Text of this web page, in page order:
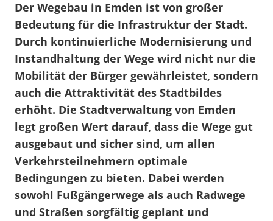
Der Wegebau in Emden ist von großer
Bedeutung für die Infrastruktur der Stadt.
Durch kontinuierliche Modernisierung und
Instandhaltung der Wege wird nicht nur die
Mobilität der Bürger gewährleistet, sondern
auch die Attraktivität des Stadtbildes
erhöht. Die Stadtverwaltung von Emden
legt großen Wert darauf, dass die Wege gut
ausgebaut und sicher sind, um allen
Verkehrsteilnehmern optimale
Bedingungen zu bieten. Dabei werden
sowohl Fußgängerwege als auch Radwege
und Straßen sorgfältig geplant und